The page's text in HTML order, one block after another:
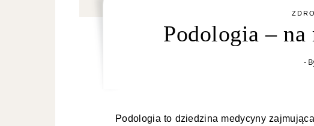
Podologia – na
-
Podologia to dziedzina medycyny